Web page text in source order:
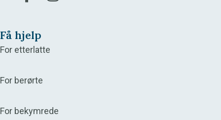
Få hjelp
For etterlatte
For berørte
For bekymrede